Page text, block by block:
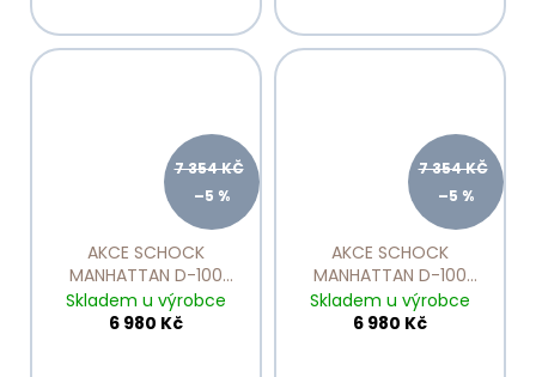
7 354 KČ
–5 %
AKCE SCHOCK
MANHATTAN D-100
Croma
Skladem u výrobce
6 980 Kč
7 354 KČ
–5 %
AKCE SCHOCK
MANHATTAN D-100
Nero
Skladem u výrobce
6 980 Kč